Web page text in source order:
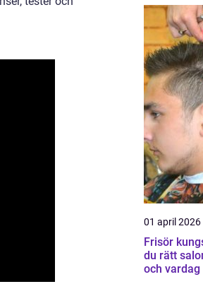
01 april 2026
Frisör
du rätt
och vardag